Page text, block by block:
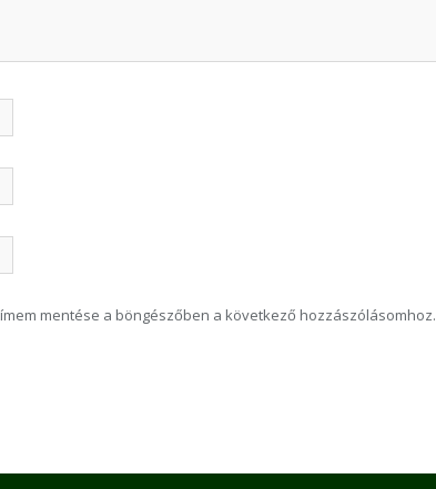
mentése a böngészőben a következő hozzászólásomhoz.